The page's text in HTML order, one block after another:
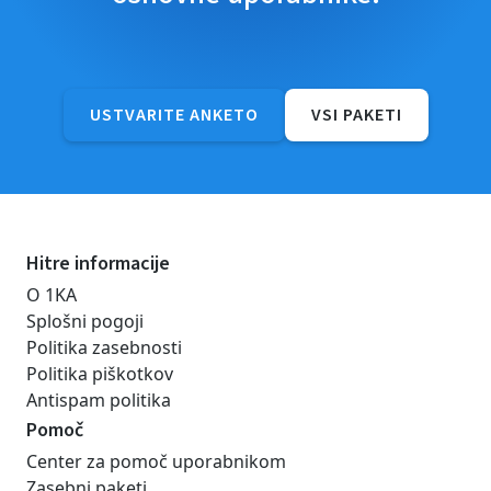
USTVARITE ANKETO VSI PAKETI
Hitre informacije
O 1KA
Splošni pogoji
Politika zasebnosti
Politika piškotkov
Antispam politika
Pomoč
Center za pomoč uporabnikom